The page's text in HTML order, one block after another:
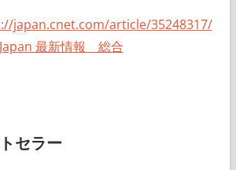
japan.cnet.com/article/35248317/
Japan 最新情報 総合
セラー